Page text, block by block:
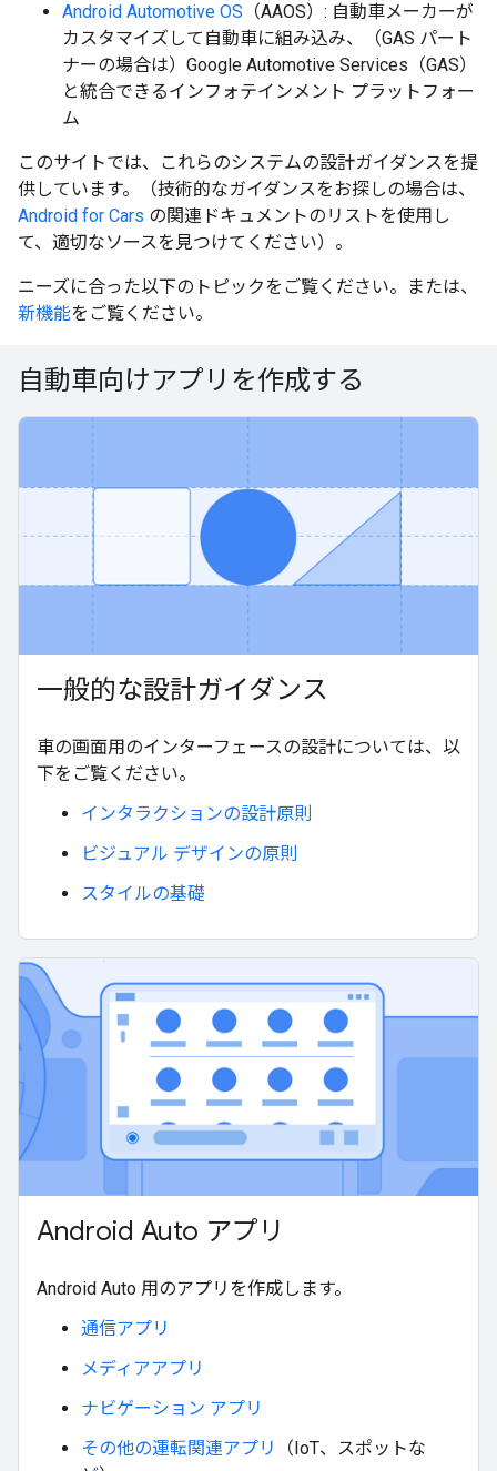
Android Automotive OS （AAOS）: 自動車メーカーが
カスタマイズして自動車に組み込み、（GAS パート
ナーの場合は）Google Automotive Services（GAS）
と統合できるインフォテインメント プラットフォー
ム
このサイトでは、これらのシステムの設計ガイダンスを提
供しています。（技術的なガイダンスをお探しの場合は、
Android for Cars の関連ドキュメントのリストを使用し
て、適切なソースを見つけてください）。
ニーズに合った以下のトピックをご覧ください。または、
新機能をご覧ください。
自動車向けアプリを作成する
一般的な設計ガイダンス
車の画面用のインターフェースの設計については、以
下をご覧ください。
インタラクションの設計原則
ビジュアル デザインの原則
スタイルの基礎
Android Auto アプリ
Android Auto 用のアプリを作成します。
通信アプリ
メディアアプリ
ナビゲーション アプリ
その他の運転関連アプリ
（IoT、スポットな